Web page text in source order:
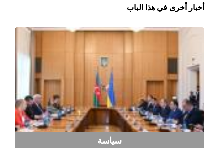
أخبار أخرى في هذا الباب
سياسة